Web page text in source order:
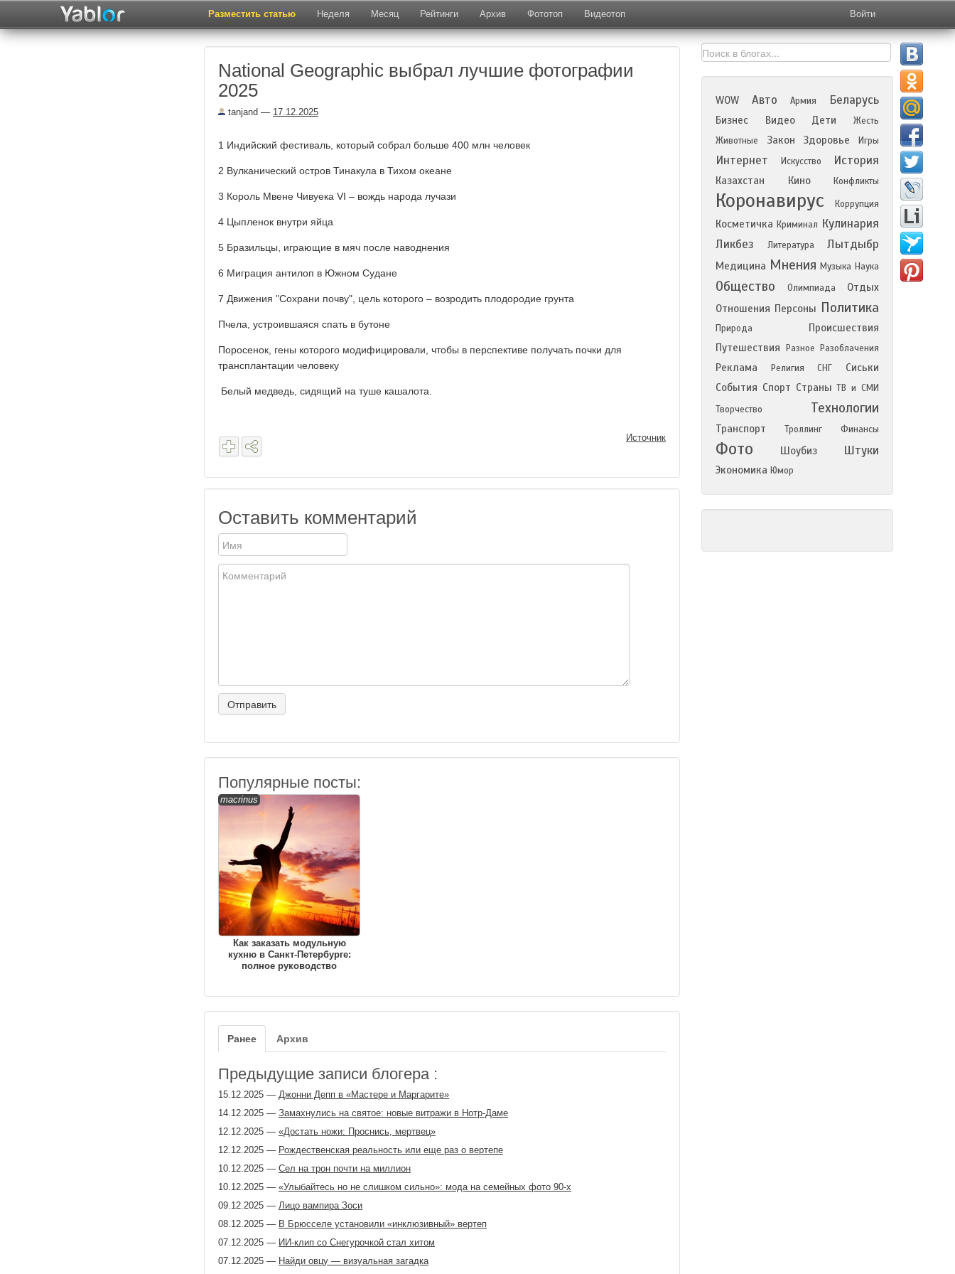
Разместить статью Неделя Месяц Рейтинги Архив Фототоп Видеотоп Войти
National Geographic выбрал лучшие фотографии
2025
tanjand — 17.12.2025
1 Индийский фестиваль, который собрал больше 400 млн человек
2 Вулканический остров Тинакула в Тихом океане
3 Король Мвене Чивуека VI – вождь народа лучази
4 Цыпленок внутри яйца
5 Бразильцы, играющие в мяч после наводнения
6 Миграция антилоп в Южном Судане
7 Движения "Сохрани почву", цель которого – возродить плодородие грунта
Пчела, устроившаяся спать в бутоне
Поросенок, гены которого модифицировали, чтобы в перспективе получать почки для
трансплантации человеку
Белый медведь, сидящий на туше кашалота.
Источник
Оставить комментарий
Популярные посты:
macrinus
Как заказать модульную
кухню в Санкт-Петербурге:
полное руководство
Ранее Архив
Предыдущие записи блогера :
15.12.2025 — Джонни Депп в «Мастере и Маргарите»
14.12.2025 — Замахнулись на святое: новые витражи в Нотр-Даме
12.12.2025 — «Достать ножи: Проснись, мертвец»
12.12.2025 — Рождественская реальность или еще раз о вертепе
10.12.2025 — Сел на трон почти на миллион
10.12.2025 — «Улыбайтесь но не слишком сильно»: мода на семейных фото 90-х
09.12.2025 — Лицо вампира Зоси
08.12.2025 — В Брюсселе установили «инклюзивный» вертеп
07.12.2025 — ИИ-клип со Снегурочкой стал хитом
07.12.2025 — Найди овцу — визуальная загадка
WOW Авто Армия Беларусь
Бизнес Видео Дети
Жесть
Животные
Закон Здоровье Игры
Интернет Искусство История
Казахстан Кино Конфликты
Коронавирус Коррупция
Косметичка Криминал Кулинария
Ликбез
Литература Лытдыбр
Медицина Мнения Музыка Наука
Общество Олимпиада
Отдых
Отношения Персоны Политика
Природа
Происшествия
Путешествия
Разное Разоблачения
Реклама Религия СНГ
Сиськи
События Спорт Страны ТВ и СМИ
Творчество
Технологии
Транспорт Троллинг Финансы
Фото Шоубиз Штуки
Экономика Юмор